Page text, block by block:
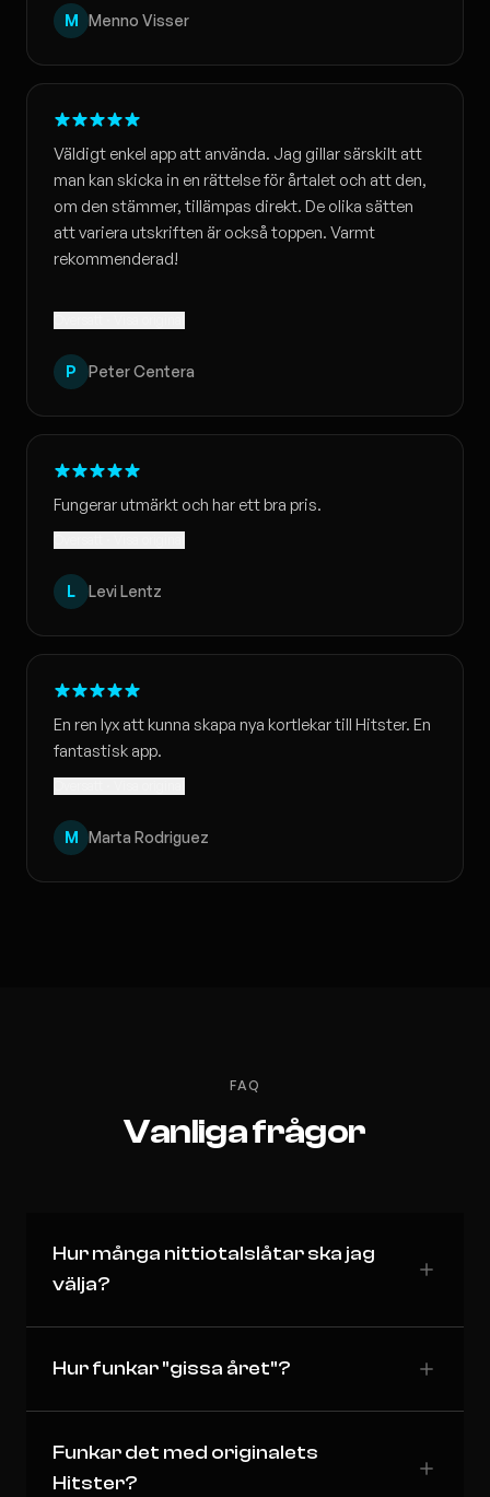
M Menno Visser
Väldigt enkel app att använda. Jag gillar särskilt att
man kan skicka in en rättelse för årtalet och att den,
om den stämmer, tillämpas direkt. De olika sätten
att variera utskriften är också toppen. Varmt
rekommenderad!
P Peter Centera
Fungerar utmärkt och har ett bra pris.
L Levi Lentz
En ren lyx att kunna skapa nya kortlekar till Hitster. En
fantastisk app.
M Marta Rodriguez
FAQ
Vanliga frågor
Hur många nittiotalslåtar ska jag
välja?
Hur funkar "gissa året"?
Funkar det med originalets
Hitster?